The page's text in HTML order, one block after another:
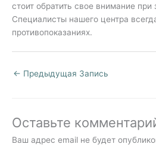
стоит обратить свое внимание
Специалисты нашего центра
противопоказаниях.
← Предыдущая Запись
Оставьте
Ваш адрес email не будет